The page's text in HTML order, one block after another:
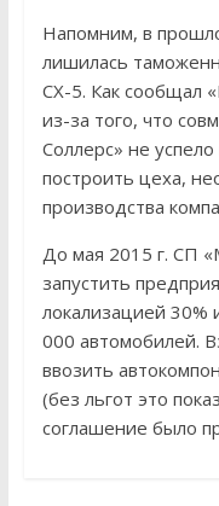
Напомним, в
лишилась
СX-5. Как сообщал
из-за того, что
Соллерс» не
построить цеха,
производства
До мая 2015 г. СП
запустить
локализацией 30%
000 автомобилей.
ввозить
(без льгот это
соглашение было